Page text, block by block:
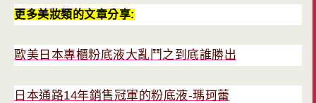
更多美妝類的文章分享:
歐美日本專櫃粉底液大亂鬥之到底誰勝出
日本通路14年銷售冠軍的粉底液-瑪珂蕾